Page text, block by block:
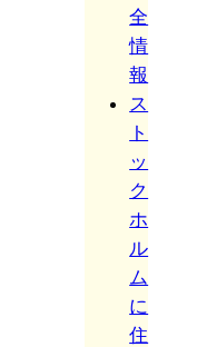
全
情
報
ス
ト
ッ
ク
ホ
ル
ム
に
住